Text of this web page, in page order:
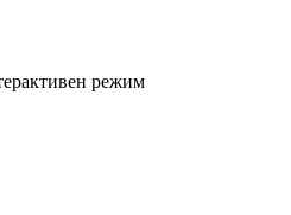
режим